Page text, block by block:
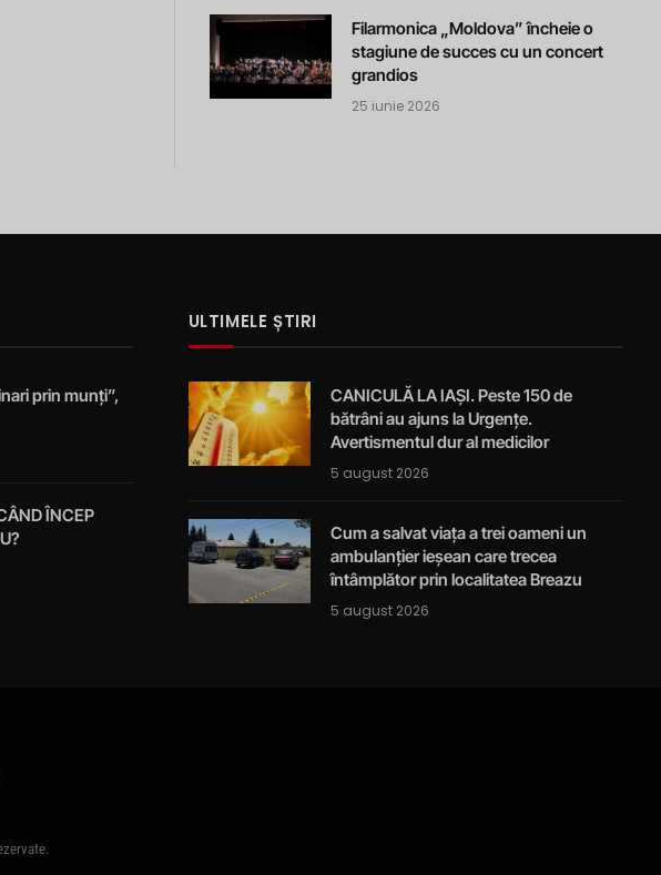
Filarmonica „Moldova” încheie o
stagiune de succes cu un concert
grandios
25 iunie 2026
prin munți”,
ÎNCEP
ULTIMELE ȘTIRI
CANICULĂ LA IAȘI. Peste 150 de
bătrâni au ajuns la Urgențe.
Avertismentul dur al medicilor
5 august 2026
Cum a salvat viața a trei oameni un
ambulanțier ieșean care trecea
întâmplător prin localitatea Breazu
5 august 2026